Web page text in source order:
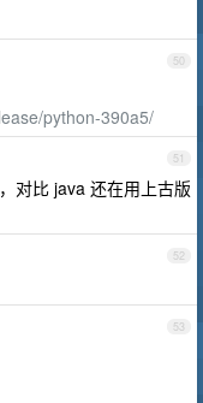
50
python-390a5/
51
对比 java 还在用上古版
52
53